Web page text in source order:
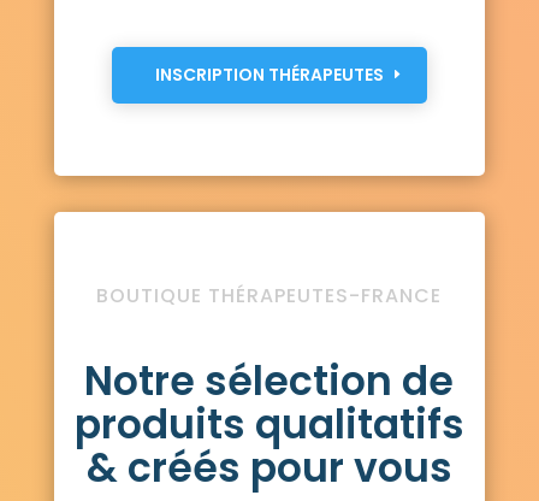
INSCRIPTION THÉRAPEUTES
BOUTIQUE THÉRAPEUTES-FRANCE
Notre sélection de
produits qualitatifs
& créés pour vous